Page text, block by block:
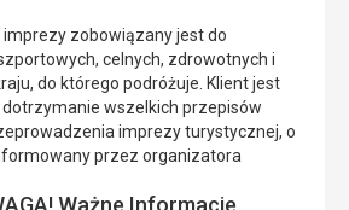
zobowiązany jest do
celnych, zdrowotnych i
do którego podróżuje. Klient jest
wszelkich przepisów
imprezy turystycznej, o
przez organizatora
Ważne Informacje